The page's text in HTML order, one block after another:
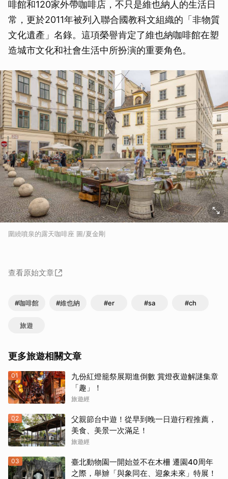
啡館和120家外帶咖啡店，不只是維也納人的生活日
常，更於2011年被列入聯合國教科文組織的「非物質
文化遺產」名錄。這項榮譽肯定了維也納咖啡館在塑
造城市文化和社會生活中所扮演的重要角色。
圍繞噴泉的露天咖啡座 圖/夏金剛
查看原始文章
#咖啡館 #維也納 #er #sa #ch
旅遊
更多旅遊相關文章
01
九份紅燈籠祭展期進倒數 賞燈夜遊解謎集章
「趣」！
旅遊經
02
父親節台中遊！從早到晚一日遊行程推薦，
美食、美景一次滿足！
旅遊經
03
臺北動物園一開始並不在木柵 遷園40周年
之際，舉辧「與象同在、迎象未來」特展！